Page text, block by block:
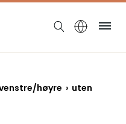
høyre › uten